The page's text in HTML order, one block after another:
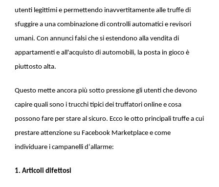
utenti legittimi e permettendo inavvertitamente alle truffe di
sfuggire a una combinazione di controlli automatici e revisori
umani. Con annunci falsi che si estendono alla vendita di
appartamenti e all'acquisto di automobili, la posta in gioco è
piuttosto alta.
Questo mette ancora più sotto pressione gli utenti che devono
capire quali sono i trucchi tipici dei truffatori online e cosa
possono fare per stare al sicuro. Ecco le otto principali truffe a cui
prestare attenzione su Facebook Marketplace e come
individuare i campanelli d‘allarme:
1. Articoli difettosi